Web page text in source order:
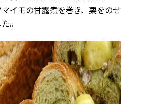
イモの甘露煮を巻き、栗をのせ
。